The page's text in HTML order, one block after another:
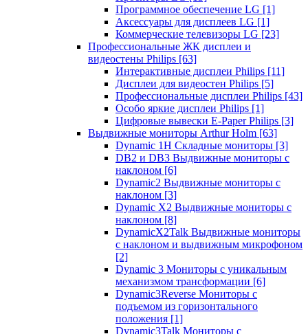
Программное обеспечение LG [1]
Аксессуары для дисплеев LG [1]
Коммерческие телевизоры LG [23]
Профессиональные ЖК дисплеи и
видеостены Philips [63]
Интерактивные дисплеи Philips [11]
Дисплеи для видеостен Philips [5]
Профессиональные дисплеи Philips [43]
Особо яркие дисплеи Philips [1]
Цифровые вывески E-Paper Philips [3]
Выдвижные мониторы Arthur Holm [63]
Dynamic 1Н Складные мониторы [3]
DB2 и DB3 Выдвижные мониторы с
наклоном [6]
Dynamic2 Выдвижные мониторы с
наклоном [3]
Dynamic X2 Выдвижные мониторы с
наклоном [8]
DynamicX2Talk Выдвижные мониторы
с наклоном и выдвижным микрофоном
[2]
Dynamic 3 Мониторы с уникальным
механизмом трансформации [6]
Dynamic3Reverse Мониторы с
подъемом из горизонтального
положения [1]
Dynamic3Talk Мониторы с